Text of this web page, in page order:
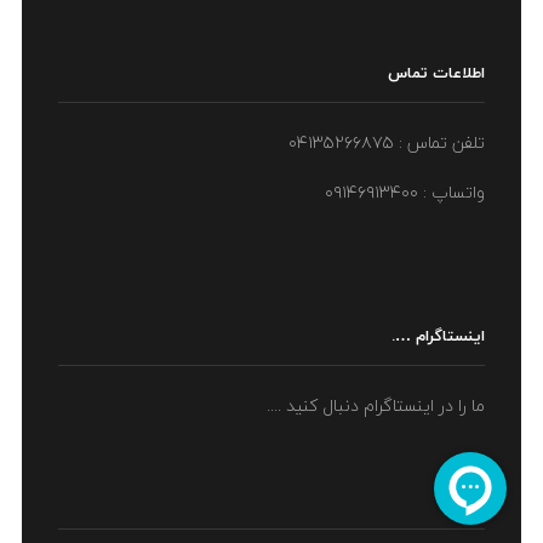
اطلاعات تماس
تلفن تماس : ۰۴۱۳۵۲۶۶۸۷۵
واتساپ : ۰۹۱۴۶۹۱۳۴۰۰
اینستاگرام ….
ما را در اینستاگرام دنبال کنید ....
اینماد